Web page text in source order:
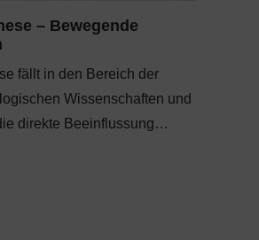
– Bewegende
fällt in den Bereich der
Wissenschaften und
direkte Beeinflussung…